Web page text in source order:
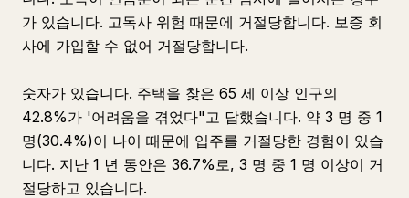
가 있습니다. 고독사 위험 때문에 거절당합니다. 보증 회
사에 가입할 수 없어 거절당합니다.
숫자가 있습니다. 주택을 찾은 65 세 이상 인구의
42.8%가 '어려움을 겪었다"고 답했습니다. 약 3 명 중 1
명(30.4%)이 나이 때문에 입주를 거절당한 경험이 있습
니다. 지난 1 년 동안은 36.7%로, 3 명 중 1 명 이상이 거
절당하고 있습니다.